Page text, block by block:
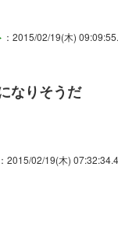
：2015/02/19(木)
なりそうだ
：2015/02/19(木)